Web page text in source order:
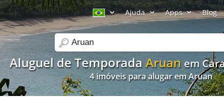
Aluguel de TemporadaAruan em
4 imóveis para alugar em Aruan
search
Ajuda Apps Blog